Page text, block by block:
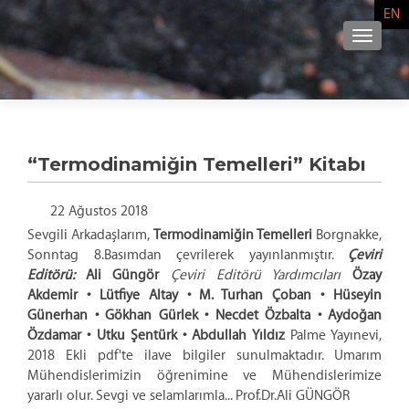
EN
“Termodinamiğin Temelleri” Kitabı
22 Ağustos 2018
Sevgili Arkadaşlarım, Termodinamiğin TemelleriBorgnakke,
Sonntag 8.Basımdan çevrilerek yayınlanmıştır. Çeviri
Editörü: Ali Güngör Çeviri Editörü Yardımcıları
Özay
Akdemir • Lütfiye Altay • M. Turhan Çoban • Hüseyin
Günerhan • Gökhan Gürlek • Necdet Özbalta • Aydoğan
Özdamar • Utku Şentürk • Abdullah YıldızPalme Yayınevi,
2018 Ekli pdf'te ilave bilgiler sunulmaktadır. Umarım
Mühendislerimizin öğrenimine ve Mühendislerimize
yararlı olur. Sevgi ve selamlarımla... Prof.Dr.Ali GÜNGÖR